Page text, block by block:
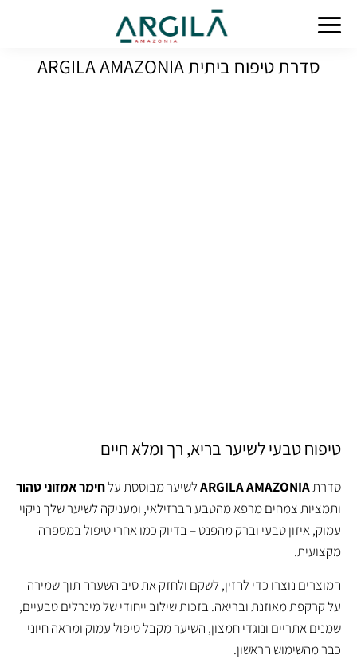
סדרת טיפוח ביתית ARGILA AMAZONIA
טיפוח טבעי לשיער בריא, רך ומלא חיים
סדרתARGILA AMAZONIAלשיער מבוססת עלחימר אמזוני טהור
ותמציות צמחים מרפא מהטבע הברזילאי, ומעניקה לשיער שלך ניקוי
עמוק, איזון טבעי וברק מהפנט – בדיוק כמו אחרי טיפול במספרה
מקצועית.
המוצרים נוצרו כדי להזין, לשקם ולחזק את סיב השערה תוך שמירה
על קרקפת מאוזנת ובריאה. בזכות שילוב ייחודי של מינרלים טבעיים,
שמנים אתריים ונוגדי חמצון, השיער מקבל טיפול עמוק ומראה חיוני
כבר מהשימוש הראשון.